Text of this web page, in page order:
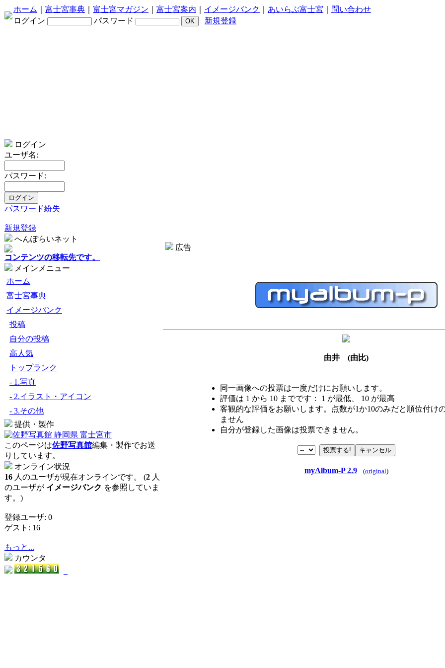
ホーム 富士宮事典 富士宮マガジン 富士宮案内 イメージバンク あいらぶ富士宮
問い合わせ
ログイン
パスワード 新規登録
ログイン
ユーザ名:
パスワード:
パスワード紛失
新規登録
へんぽらいネット
コンテンツの移転先です。
メインメニュー
ホーム
富士宮事典
イメージバンク
投稿
自分の投稿
高人気
トップランク
- 1.写真
- 2.イラスト・アイコン
- 3.その他
提供・製作
このページは佐野写真館編集・製作でお送
りしています。
オンライン状況
16 人のユーザが現在オンラインです。 (2 人
のユーザが イメージバンク を参照していま
す。)
登録ユーザ: 0
ゲスト: 16
もっと...
カウンタ
広告
由井 (由比)
同一画像への投票は一度だけにお願いします。
評価は 1 から 10 までです： 1 が最低、 10 が最高
客観的な評価をお願いします。点数が1か10のみだと順位付け
ません
自分が登録した画像は投票できません。
myAlbum-P 2.9 (original)